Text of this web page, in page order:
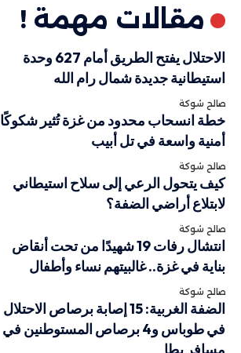
مقالات مهمة !
الاحتلال يفتح الطريق أمام 627 وحدة
استيطانية جديدة شمال رام الله
صالح شوكة
خطة انسحاب محدود من غزة تُثير شكوكًا
أمنية واسعة في تل أبيب
صالح شوكة
كيف يتحول الرعي إلى سلاح استيطاني
لابتلاع أراضي الضفة؟
صالح شوكة
انتشال رفات 19 شهيدًا من تحت أنقاض
بناية في غزة.. غالبيتهم نساء وأطفال
صالح شوكة
الضفة الغربية: 15 إصابة برصاص الاحتلال
في طوباس و4 برصاص المستوطنين في